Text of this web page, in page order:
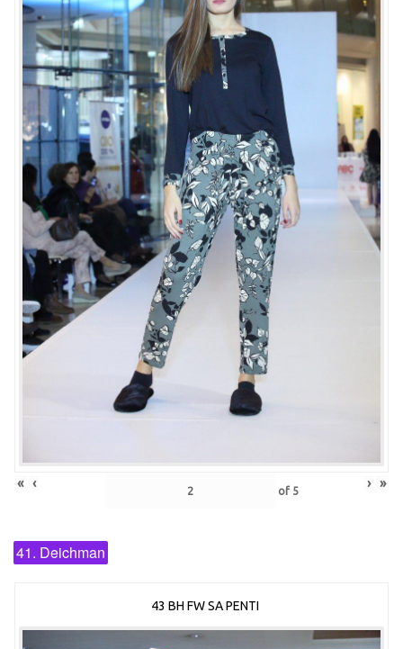
« ‹ of 5 › »
41. Deichman
43 BH FW SA PENTI